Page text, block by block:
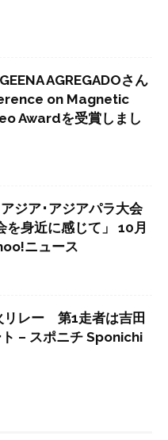
AGREGADOさん
on Magnetic
Awardを受賞しまし
ジア･アジアパラ大会
身近に感じて」 10月
ニュース
リレー 第1走者は吉田
– スポニチ Sponichi